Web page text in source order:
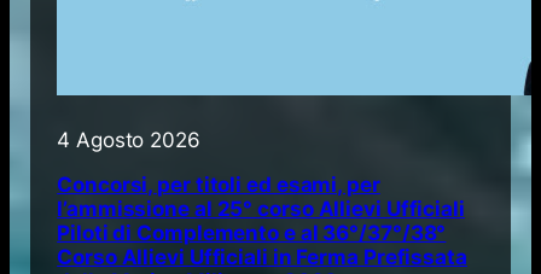
4 Agosto 2026
Concorsi, per titoli ed esami, per
l’ammissione al 25° corso Allievi Ufficiali
Piloti di Complemento e al 36°/37°/38°
Corso Allievi Ufficiali in Ferma Prefissata